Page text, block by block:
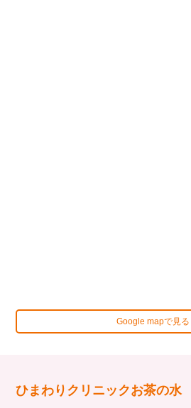
Google mapで見る
ひまわりクリニックお茶の水